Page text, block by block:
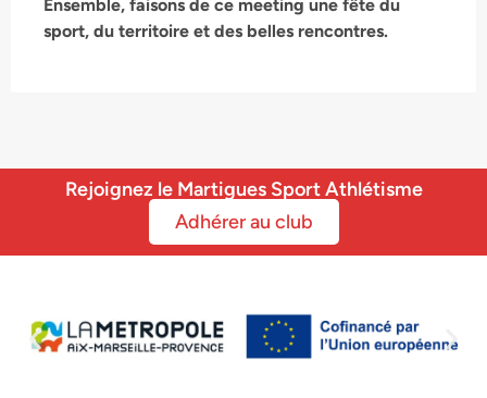
Ensemble, faisons de ce meeting une fête du
sport, du territoire et des belles rencontres.
Rejoignez le Martigues Sport Athlétisme
Adhérer au club